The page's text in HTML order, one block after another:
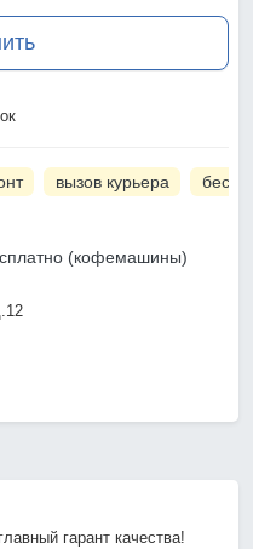
вызов курьера
(кофемашины)
гарант качества!